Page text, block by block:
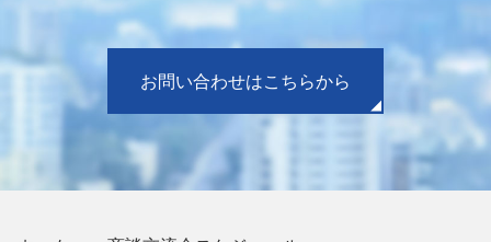
お問い合わせはこちらから